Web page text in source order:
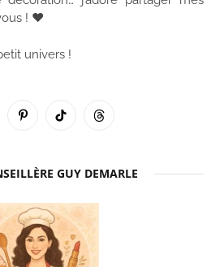
! ♥
univers !
PinterestTikTok Threads
GUY DEMARLE